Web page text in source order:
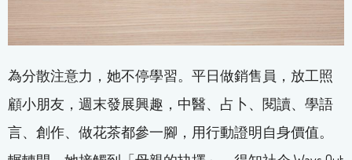
為分散注意力，她不停學習。平日做銷售員，放工照
顧小朋友，週末發展興趣，中醫、占卜、閱讀、學語
言、創作、做花茶都參一腳，用行動證明自身價值。